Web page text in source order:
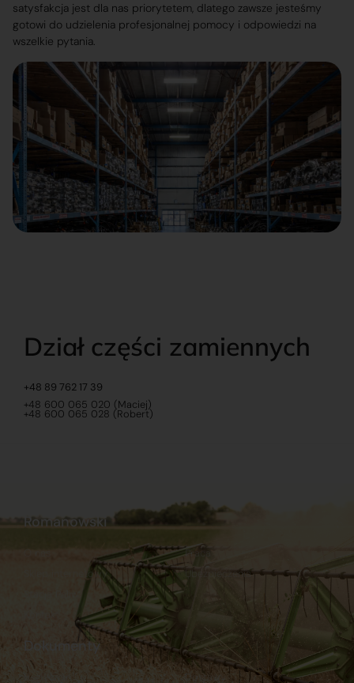
satysfakcja jest dla nas priorytetem, dlatego zawsze jesteśmy
gotowi do udzielenia profesjonalnej pomocy i odpowiedzi na
wszelkie pytania.
Dział części zamiennych
+48 89 762 17 39
+48 600 065 020 (Maciej)
+48 600 065 028 (Robert)
Dokumenty
Regulamin Dostawy
Romanowski
Sklep internetowy
Praca
Ubezpieczenia